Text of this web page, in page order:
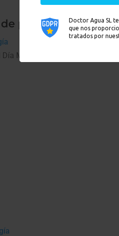
proteger nuestra
Mundial de la Madre Tierra